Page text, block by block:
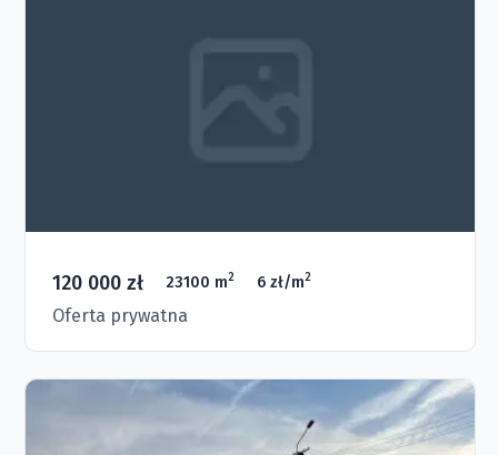
120 000 zł 23100 m2 6 zł/m2
Oferta prywatna